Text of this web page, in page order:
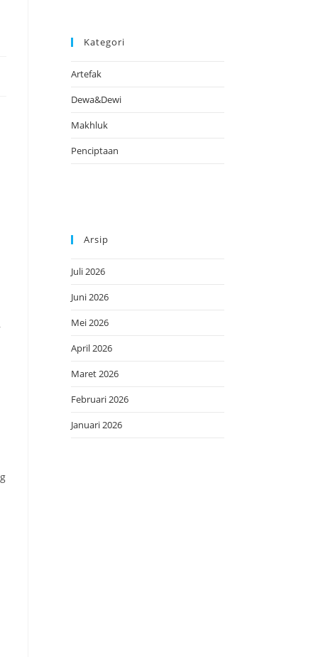
Kategori
Artefak
Dewa&Dewi
Makhluk
Penciptaan
Arsip
Juli 2026
Juni 2026
Mei 2026
April 2026
Maret 2026
Februari 2026
Januari 2026